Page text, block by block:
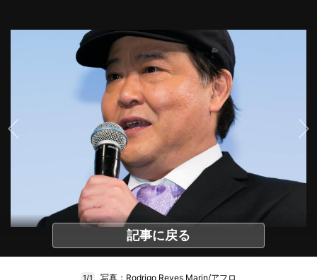
記事に戻る
1/1 写真：Rodrigo Reyes Marin/アフロ